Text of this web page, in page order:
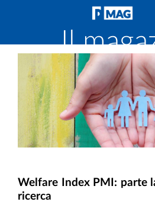
Il
Welfare Index PMI: parte
ricerca